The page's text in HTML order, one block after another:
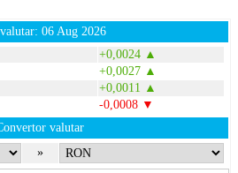
06 Aug 2026
+0,0024 ▲
+0,0027 ▲
+0,0011 ▲
-0,0008 ▼
valutar
»